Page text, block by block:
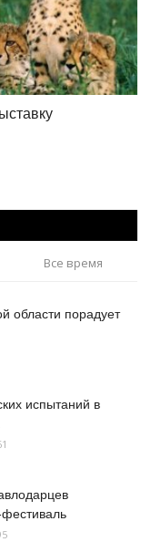
Все время
области порадует
испытаний в